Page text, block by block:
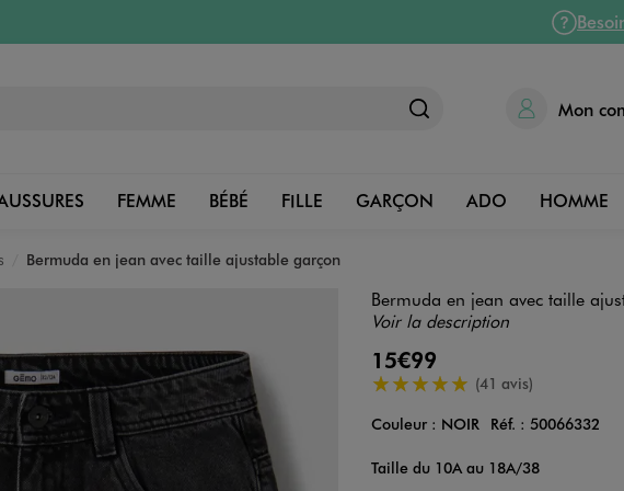
Mon
FEMME BÉBÉ FILLE GARÇON ADO HOMME
Bermuda en jean avec taille ajustable garçon
Bermuda en jean avec taille
Voir la description
15€99
5/5 de moyenne(41 avis)
Couleur
Couleur : NOIR Réf. : 50066332
Taille du 10A au 18A/38